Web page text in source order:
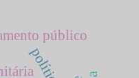
público